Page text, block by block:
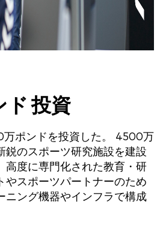
ド 投資
ポンドを投資した。 4500万
鋭のスポーツ研究施設を建設
高度に専門化された教育・研
やスポーツパートナーのため
ニング機器やインフラで構成